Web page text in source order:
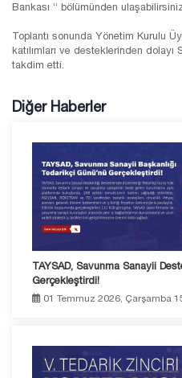
Bankası “ bölümünden
Toplantı sonunda Yönetim Kurulu
katılımları ve desteklerinden dolayı
takdim etti.
Diğer Haberler
TAYSAD, Savunma Sanayii
Gerçekleştirdi!
01 Temmuz 2026, Çarşamba